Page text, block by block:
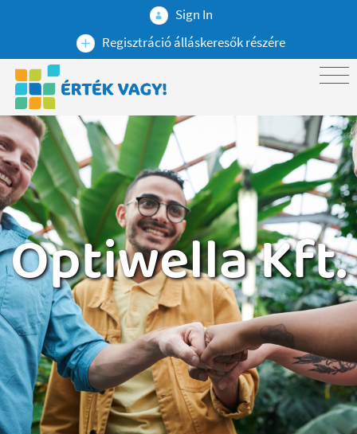
Sign In
Regisztráció álláskeresők részére
Optiwella Kft.